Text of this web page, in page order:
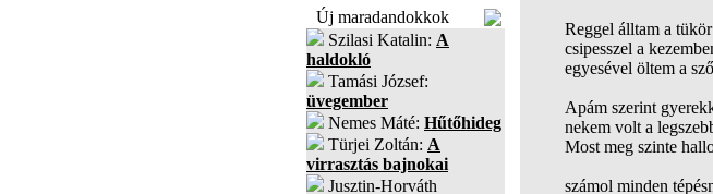
Új maradandokkok
Szilasi Katalin: A
haldokló
Tamási József:
üvegember
Nemes Máté: Hűtőhideg
Türjei Zoltán: A
virrasztás bajnokai
Jusztin-Horváth
Reggel álltam a
csipesszel a
egyesével öltem a
Apám szerint
nekem volt a
Most meg szinte
számol minden